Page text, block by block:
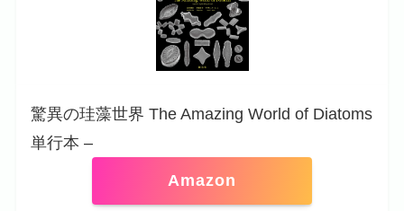
驚異の珪藻世界 The Amazing World of Diatoms
単行本 –
Amazon